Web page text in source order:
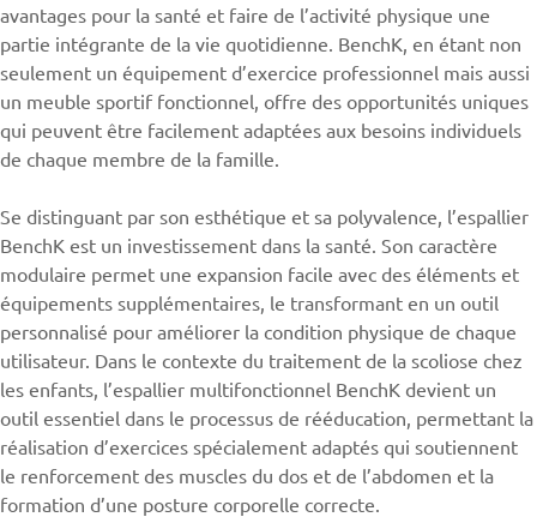
avantages pour la santé et faire de l’activité physique une
partie intégrante de la vie quotidienne. BenchK, en étant non
seulement un équipement d’exercice professionnel mais aussi
un meuble sportif fonctionnel, offre des opportunités uniques
qui peuvent être facilement adaptées aux besoins individuels
de chaque membre de la famille.
Se distinguant par son esthétique et sa polyvalence, l’espallier
BenchK est un investissement dans la santé. Son caractère
modulaire permet une expansion facile avec des éléments et
équipements supplémentaires, le transformant en un outil
personnalisé pour améliorer la condition physique de chaque
utilisateur. Dans le contexte du traitement de la scoliose chez
les enfants, l’espallier multifonctionnel BenchK devient un
outil essentiel dans le processus de rééducation, permettant la
réalisation d’exercices spécialement adaptés qui soutiennent
le renforcement des muscles du dos et de l’abdomen et la
formation d’une posture corporelle correcte.